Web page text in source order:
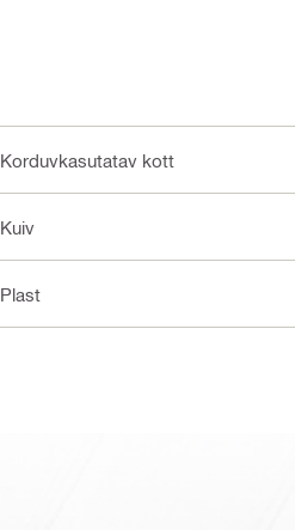
Korduvkasutatav kott
Kuiv
Plast